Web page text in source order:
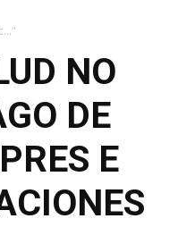
NO
DE
E